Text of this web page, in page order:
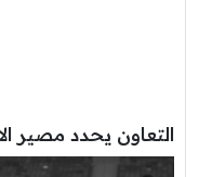
التعاون يحدد مصير